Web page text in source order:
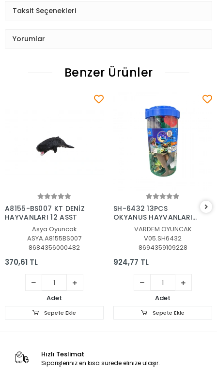
Taksit Seçenekleri
Yorumlar
Benzer Ürünler
A8155-BS007 KT DENİZ
HAYVANLARI 12 ASST
Asya Oyuncak
ASYA.A8155BS007
8684356000482
370,61 TL
Adet
Sepete Ekle
SH-6432 13PCS
OKYANUS HAYVANLARI
2LİTREVARDEM OYUNCAK
V05.SH6432
8694359109228
924,77 TL
Adet
Sepete Ekle
Hızlı Teslimat
Siparişleriniz en kısa sürede elinize ulaşır.